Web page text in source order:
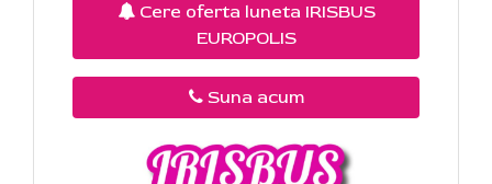
Cere oferta luneta IRISBUS
EUROPOLIS
Suna acum